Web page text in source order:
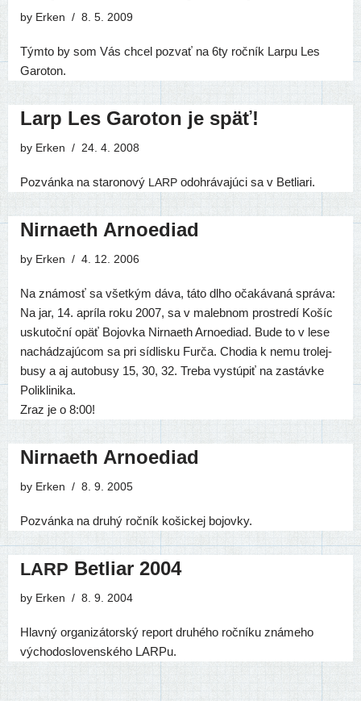
by Erken 8. 5. 2009
Týmto by som Vás chcel pozvať na 6ty roč­ník Larpu Les
Garoton.
Larp Les Garoton je späť!
by Erken 24. 4. 2008
Pozvánka na sta­ro­no­vý LARP odo­hrá­va­jú­ci sa v Betliari.
Nirnaeth Arnoediad
by Erken 4. 12. 2006
Na zná­mosť sa všet­kým dáva, táto dlho oča­ká­va­ná správa:
Na jar, 14. aprí­la roku 2007, sa v maleb­nom pro­stre­dí Košíc
usku­toč­ní opäť Bojovka Nirnaeth Arnoediad. Bude to v lese
nachá­dza­jú­com sa pri síd­lis­ku Furča. Chodia k nemu tro­lej­
bu­sy a aj auto­bu­sy 15, 30, 32. Treba vystú­piť na zastáv­ke
Poliklinika.
Zraz je o 8:00!
Nirnaeth Arnoediad
by Erken 8. 9. 2005
Pozvánka na dru­hý roč­ník košic­kej bojovky.
LARP Betliar 2004
by Erken 8. 9. 2004
Hlavný orga­ni­zá­tor­ský report dru­hé­ho roč­ní­ku zná­me­ho
výcho­do­slo­ven­ské­ho LARPu.